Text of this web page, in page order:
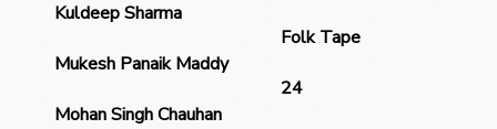
Kuldeep Sharma
Mukesh Panaik Maddy
Mohan Singh Chauhan
Folk Tape
24